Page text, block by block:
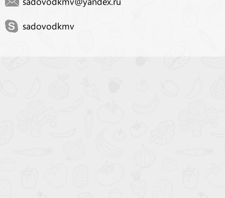
sadovodkmv@yandex.ru
sadovodkmv